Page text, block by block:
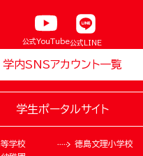
公式YouTube公式LINE
学内SNSアカウント一覧
学校
徳島文理小学校
学生ポータルサイト